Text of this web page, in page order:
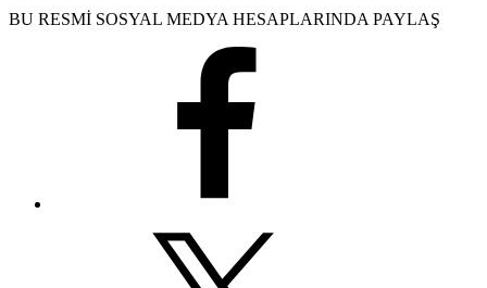
BU RESMİ SOSYAL MEDYA HESAPLARINDA PAYLAŞ